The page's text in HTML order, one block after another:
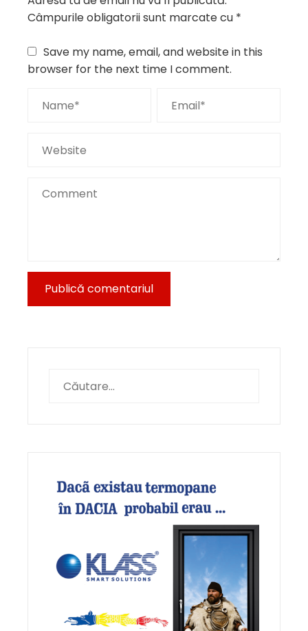
Câmpurile obligatorii sunt marcate cu *
Save my name, email, and website in this
browser for the next time I comment.
după: